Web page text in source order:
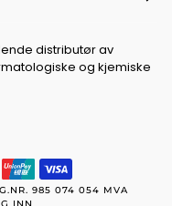
distributør av
og kjemiske
985 074 054 MVA
INN